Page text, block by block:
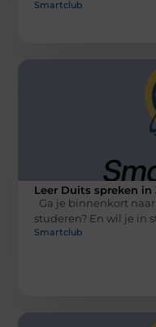
Smartclub
Leer Duits spreken
Ga je binnenkort
studeren? En wil je in
Smartclub